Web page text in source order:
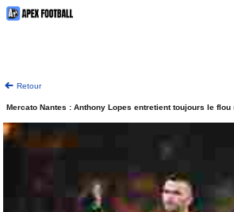
Retour
Mercato Nantes : Anthony Lopes entretient toujours le flou